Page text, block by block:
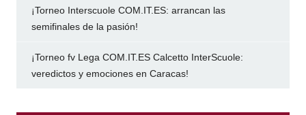
¡Torneo Interscuole COM.IT.ES: arrancan las
semifinales de la pasión!
¡Torneo fv Lega COM.IT.ES Calcetto InterScuole:
veredictos y emociones en Caracas!